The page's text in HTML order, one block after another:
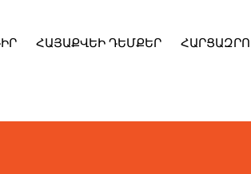
ՀԱՅԱՔՎԵԻ ԴԵՄՔԵՐ